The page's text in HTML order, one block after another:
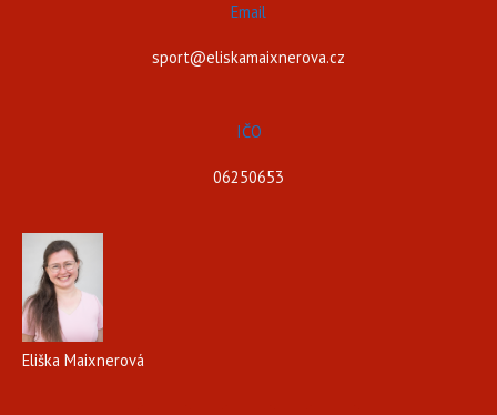
Email
sport@eliskamaixnerova.cz
IČO
06250653
Eliška Maixnerová